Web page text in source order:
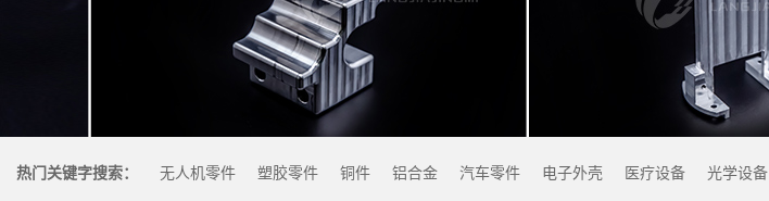
热门关键字搜索： 无人机零件 塑胶零件 铜件 铝合金 汽车零件 电子外壳 医疗设备 光学设备